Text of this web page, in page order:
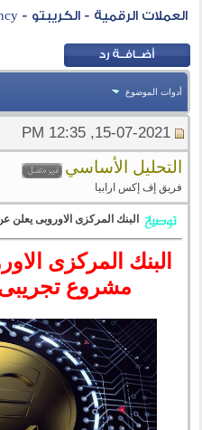
العملات الرقمية - الكريبتو - cryptocurrency , وكل ما يتعلق بها
أدوات الموضوع
15-07-2021, 12:35 PM
التحليل الأساسي
فريق إف إكس ارابيا
البنك المركزى الاوروبى
البنك المركزى
مشروع تجريبى